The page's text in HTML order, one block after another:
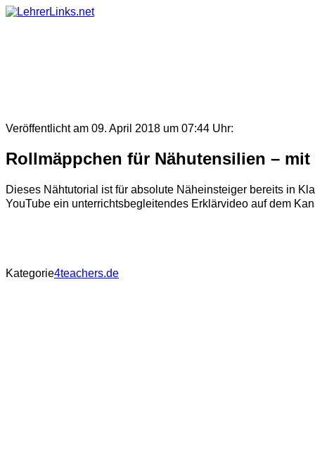
Skip
Veröffentlicht am 09. April 2018 um 07:44 Uhr:
Rollmäppchen für Nähutensilien –
Dieses Nähtutorial ist für absolute Näheinsteiger bereits in
YouTube ein unterrichtsbegleitendes Erklärvideo auf dem
Kategorie4teachers.de